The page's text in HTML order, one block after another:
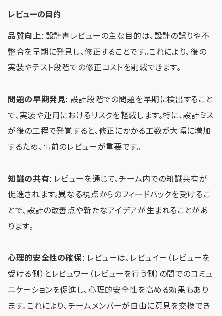
レビューの目的
品質向上: 設計書レビューの主な目的は、設計の誤りや不
整合を早期に発見し、修正することです。これにより、後の
実装やテスト段階での修正コストを削減できます。
問題の早期発見: 設計段階での問題を早期に検出すること
で、実装や運用におけるリスクを軽減します。特に、設計ミス
が後の工程で発覚すると、修正にかかる工数が大幅に増加
するため、事前のレビューが重要です。
知識の共有: レビューを通じて、チーム内での知識共有が
促進されます。異なる視点からのフィードバックを受けるこ
とで、設計の改善点や新たなアイデアが生まれることがあ
ります。
心理的安全性の確保: レビューは、レビュイー（レビューを
受ける側）とレビュワー（レビューを行う側）の間でのコミュ
ニケーションを促進し、心理的安全性を高める効果もあり
ます。これにより、チームメンバーが自由に意見を交換でき